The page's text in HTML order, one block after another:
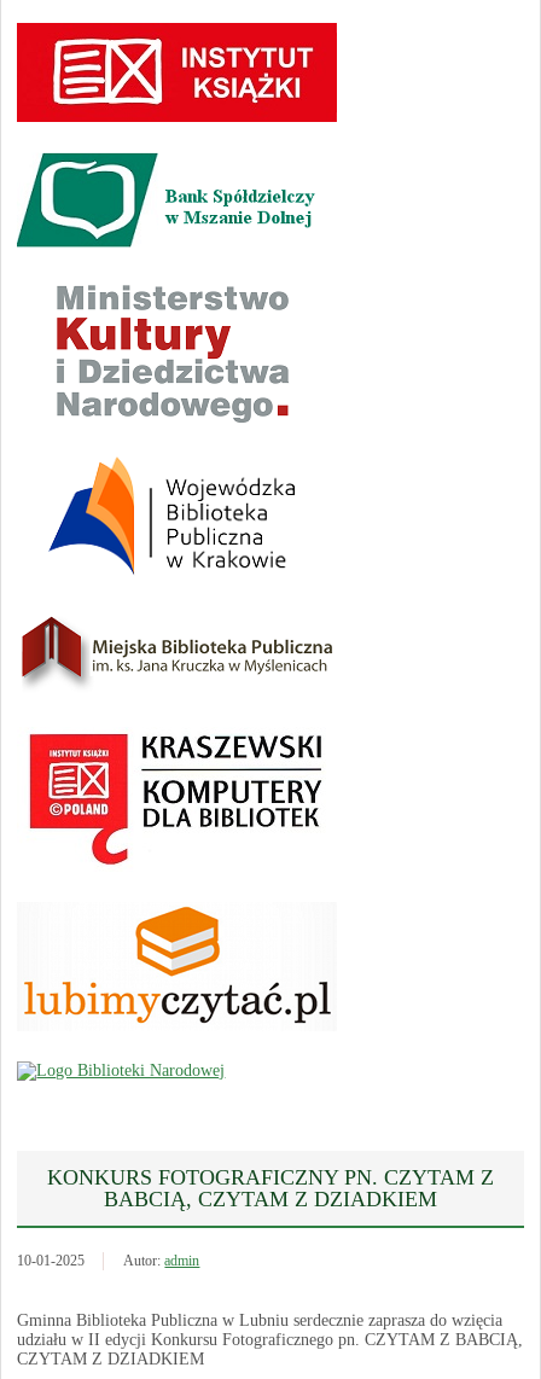
KONKURS FOTOGRAFICZNY PN. CZYTAM Z
BABCIĄ, CZYTAM Z DZIADKIEM
10-01-2025 Autor:admin
Gminna Biblioteka Publiczna w Lubniu serdecznie zaprasza do wzięcia
udziału w II edycji Konkursu Fotograficznego pn. CZYTAM Z BABCIĄ,
CZYTAM Z DZIADKIEM